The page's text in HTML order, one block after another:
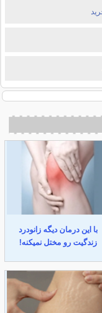
با این درمان دیگه زانودرد
زندگیت رو مختل نمیکنه!